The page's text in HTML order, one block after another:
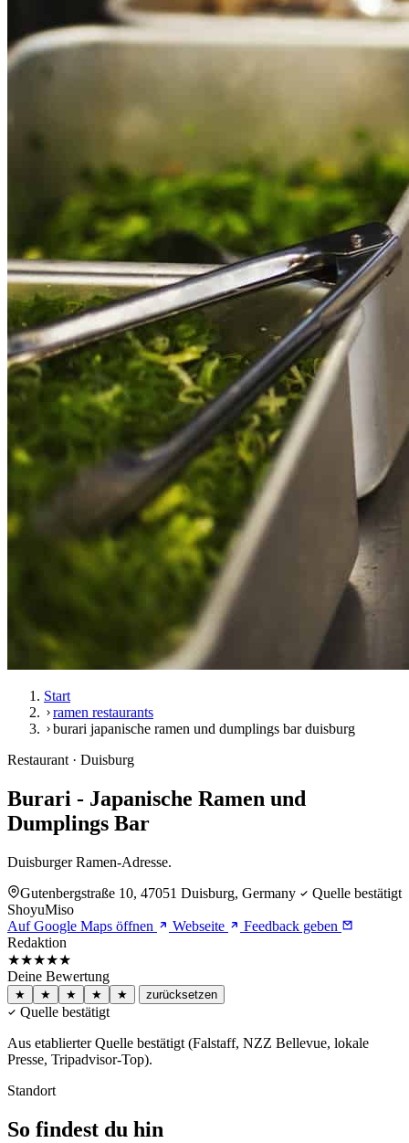
Start
ramen restaurants
burari japanische ramen und dumplings bar duisburg
Restaurant · Duisburg
Burari - Japanische Ramen und
Dumplings Bar
Duisburger Ramen-Adresse.
Gutenbergstraße 10, 47051 Duisburg, Germany
Quelle bestätigt
ShoyuMiso
Auf Google Maps öffnen
Webseite
Feedback geben
Redaktion
★★★★★
Deine Bewertung
★ ★ ★ ★ ★ zurücksetzen
Quelle bestätigt
Aus etablierter Quelle bestätigt (Falstaff, NZZ Bellevue, lokale
Presse, Tripadvisor-Top).
Standort
So findest du hin